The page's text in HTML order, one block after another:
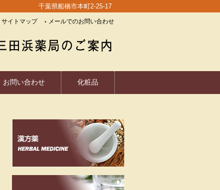
千葉県船橋市本町2-25-17
サイトマップ メールでのお問い合わせ
お問い合わせ 化粧品